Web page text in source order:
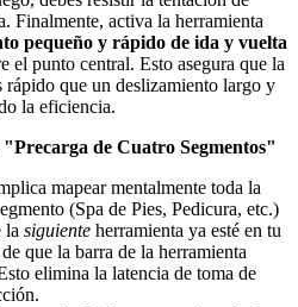
Finalmente, activa la herramienta
pequeño y rápido de ida y vuelta
el punto central. Esto asegura que la
rápido que un deslizamiento largo y
la eficiencia.
de Cuatro Segmentos"
mapear mentalmente toda la
(Spa de Pies, Pedicura, etc.)
la siguiente herramienta ya esté en tu
que la barra de la herramienta
elimina la latencia de toma de